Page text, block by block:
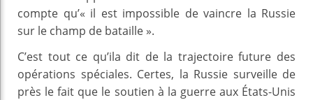
compte qu’« il est impossible de vaincre la Russie
sur le champ de bataille ».
C’est tout ce qu’ila dit de la trajectoire future des
opérations spéciales. Certes, la Russie surveille de
près le fait que le soutien à la guerre aux États-Unis